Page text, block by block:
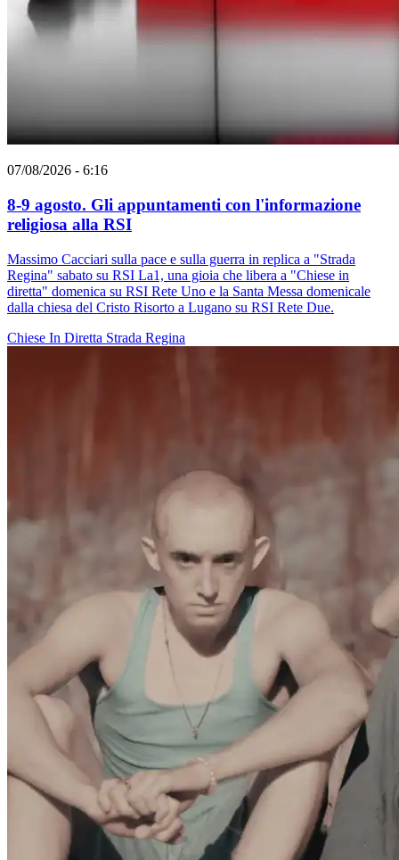
07/08/2026 - 6:16
8-9 agosto. Gli appuntamenti con l'informazione
religiosa alla RSI
Massimo Cacciari sulla pace e sulla guerra in replica a "Strada
Regina" sabato su RSI La1, una gioia che libera a "Chiese in
diretta" domenica su RSI Rete Uno e la Santa Messa domenicale
dalla chiesa del Cristo Risorto a Lugano su RSI Rete Due.
Chiese In Diretta Strada Regina